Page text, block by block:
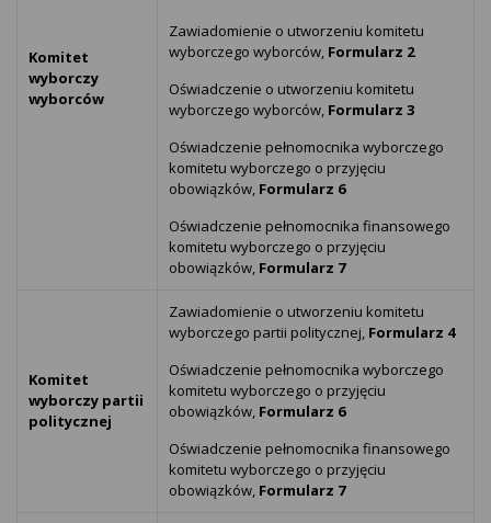
Komitet
wyborczy
wyborców
Zawiadomienie o utworzeniu komitetu
wyborczego wyborców, Formularz 2
Oświadczenie o utworzeniu komitetu
wyborczego wyborców, Formularz 3
Oświadczenie pełnomocnika wyborczego
komitetu wyborczego o przyjęciu
obowiązków, Formularz 6
Oświadczenie pełnomocnika finansowego
komitetu wyborczego o przyjęciu
obowiązków, Formularz 7
Komitet
wyborczy partii
politycznej
Zawiadomienie o utworzeniu komitetu
wyborczego partii politycznej, Formularz 4
Oświadczenie pełnomocnika wyborczego
komitetu wyborczego o przyjęciu
obowiązków, Formularz 6
Oświadczenie pełnomocnika finansowego
komitetu wyborczego o przyjęciu
obowiązków, Formularz 7